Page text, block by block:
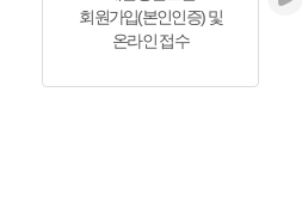
회원가입(본인인증) 및
온라인 접수